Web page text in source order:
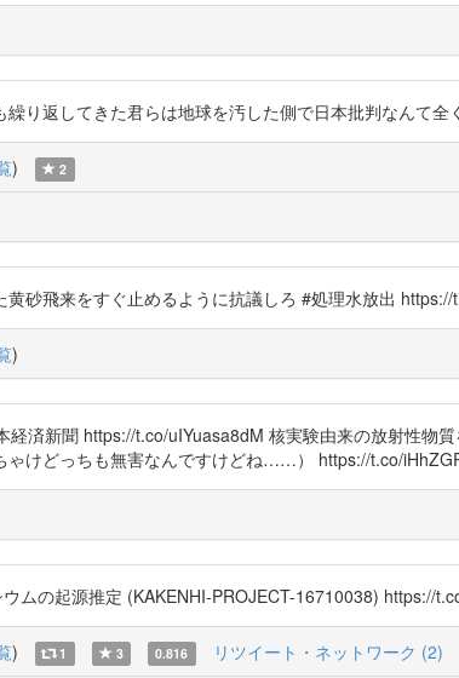
り返してきた君らは地球を汚した側で日本批判なんて
) 2
砂飛来をすぐ止めるように抗議しろ #処理水放出
)
済新聞 https://t.co/uIYuasa8dM 核実験由来の放射性物
けどっちも無害なんですけどね……） https://t.co/
ムの起源推定 (KAKENHI-PROJECT-16710038) https://
) 1 3 0.816 リツイート・ネットワーク (2)